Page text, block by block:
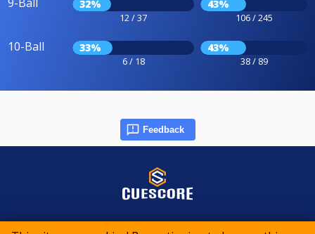
32%
12 / 37
43%
106 / 245
10-Ball 33%
6 / 18
43%
38 / 89
Feedback